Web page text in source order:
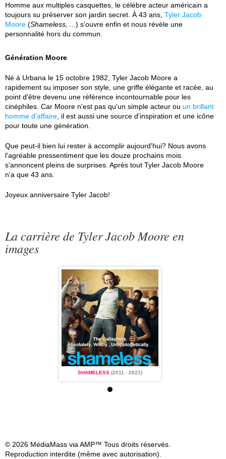
Homme aux multiples casquettes, le célèbre acteur américain a
toujours su préserver son jardin secret. À 43 ans, Tyler Jacob
Moore (Shameless, ... ) s'ouvre enfin et nous révèle une
personnalité hors du commun.
Génération Moore
Né à Urbana le 15 octobre 1982, Tyler Jacob Moore a
rapidement su imposer son style, une griffe élégante et racée, au
point d'être devenu une référence incontournable pour les
cinéphiles. Car Moore n'est pas qu'un simple acteur ou un brillant
homme d'affaire , il est aussi une source d'inspiration et une icône
pour toute une génération.
Que peut-il bien lui rester à accomplir aujourd'hui? Nous avons
l'agréable pressentiment que les douze prochains mois
s'annoncent pleins de surprises. Après tout Tyler Jacob Moore
n'a que 43 ans.
Joyeux anniversaire Tyler Jacob!
La carrière de Tyler Jacob Moore en
images
SHAMELESS (2011 - 2021)
© 2026 MédiaMass via AMP™ Tous droits réservés.
Reproduction interdite (même avec autorisation).